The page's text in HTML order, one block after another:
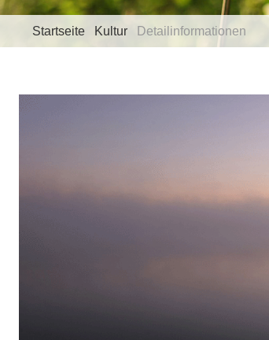
Startseite Kultur Detailinformationen